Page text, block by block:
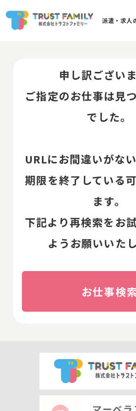
派遣・求人
申し訳ござい
ご指定のお仕事は見
でした。
URLにお間違いがな
期限を終了している
ます。
下記より再検索をお
ようお願いいたし
お仕事検